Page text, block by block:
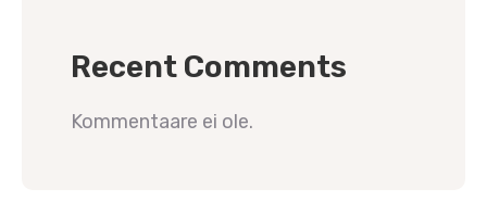
Recent Comments
Kommentaare ei ole.